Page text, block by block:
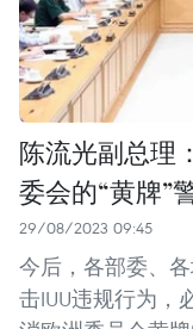
陈流光副总理
委会的“黄牌”
29/08/2023 09:45
今后，各部委、
击IUU违规行为，